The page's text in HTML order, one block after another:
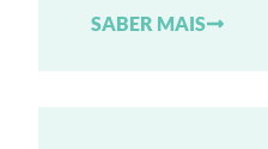
SABER MAIS